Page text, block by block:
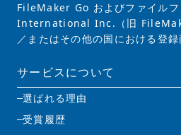
FileMaker Go およびファイル
International Inc.（旧
／またはその他の国における登録
サービスについて
選ばれる理由
受賞履歴